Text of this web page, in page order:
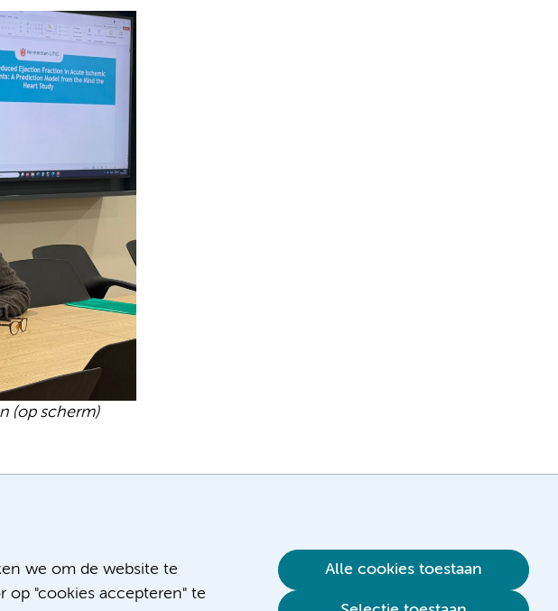
we om de website te
op "cookies accepteren" te
Alle cookies toestaan
(op scherm)
UMC